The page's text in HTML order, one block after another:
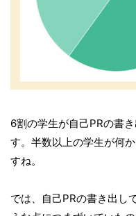
6割の学生が自己PRの書
す。半数以上の学生が何
すね。
では、自己PRの書き出し